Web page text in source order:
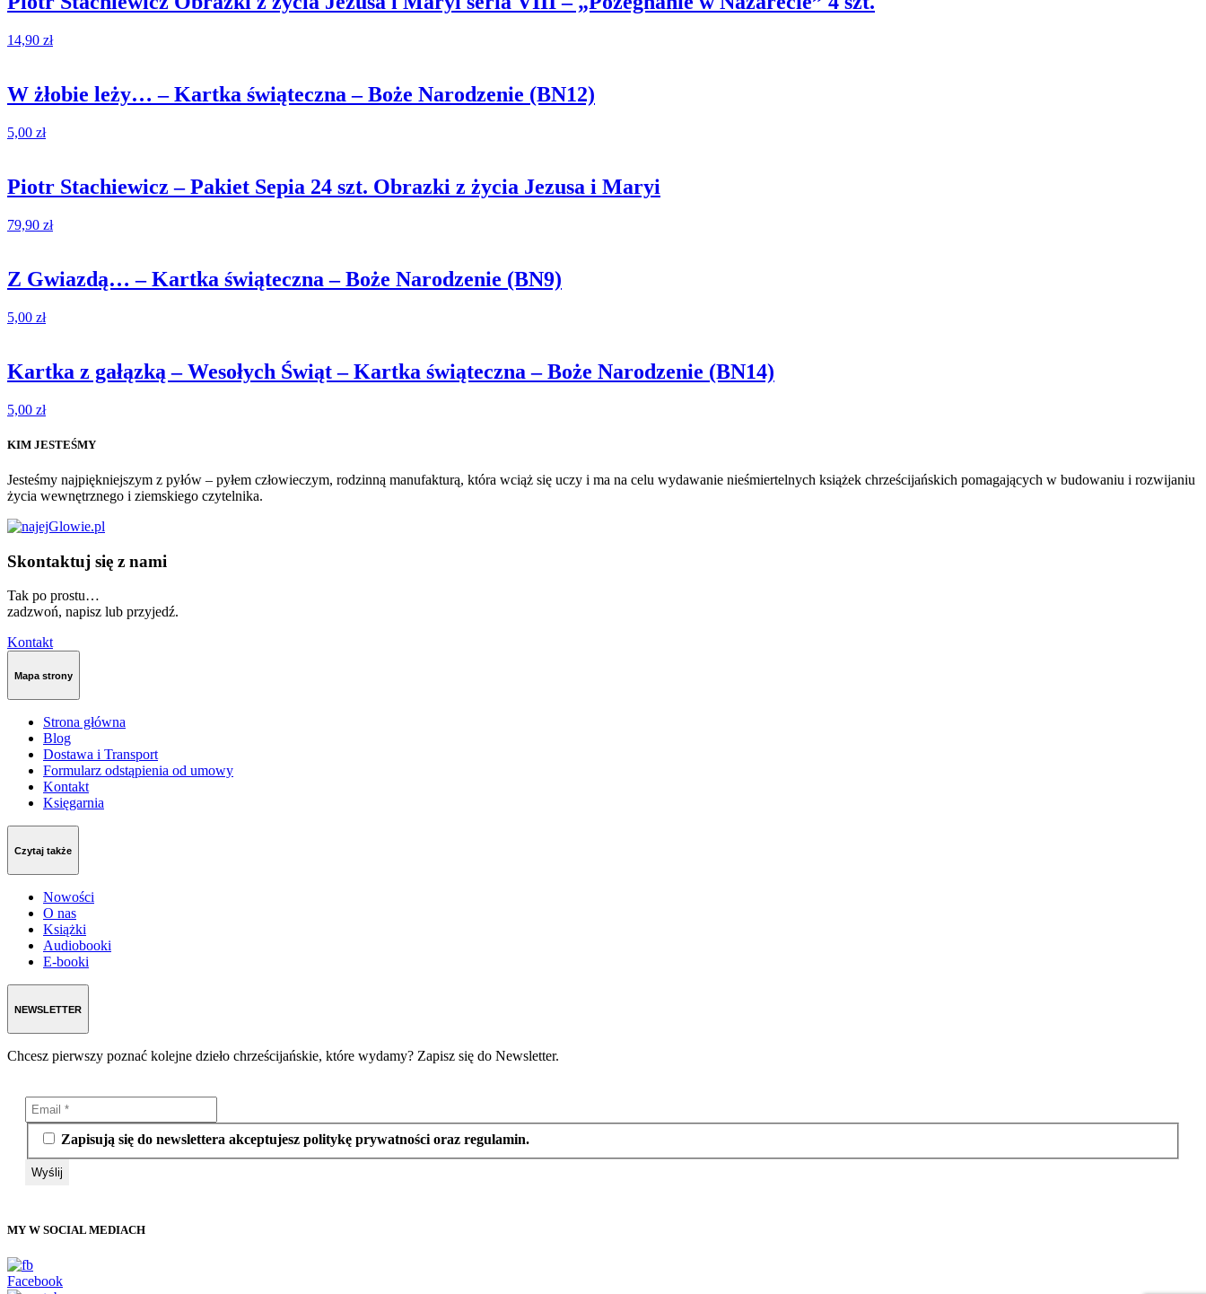
14,90 zł
W żłobie leży… – Kartka świąteczna – Boże Narodzenie (BN12)
5,00 zł
Piotr Stachiewicz – Pakiet Sepia 24 szt. Obrazki z życia Jezusa i Maryi
79,90 zł
Z Gwiazdą… – Kartka świąteczna – Boże Narodzenie (BN9)
5,00 zł
Kartka z gałązką – Wesołych Świąt – Kartka świąteczna – Boże Narodzenie (BN14)
5,00 zł
KIM JESTEŚMY
Jesteśmy najpiękniejszym z pyłów – pyłem człowieczym, rodzinną manufakturą, która wciąż się uczy i ma na celu wydawanie nieśmiertelnych książek chrześcijańskich pomagających w budowaniu i rozwijaniu
życia wewnętrznego i ziemskiego czytelnika.
Skontaktuj się z nami
Tak po prostu…
zadzwoń, napisz lub przyjedź.
Kontakt
Mapa strony
Strona główna
Blog
Dostawa i Transport
Formularz odstąpienia od umowy
Kontakt
Księgarnia
Czytaj także
Nowości
O nas
Książki
Audiobooki
E-booki
NEWSLETTER
Chcesz pierwszy poznać kolejne dzieło chrześcijańskie, które wydamy? Zapisz się do Newsletter.
Zapisują się do newslettera akceptujesz politykę prywatności oraz regulamin.
MY W SOCIAL MEDIACH
Facebook